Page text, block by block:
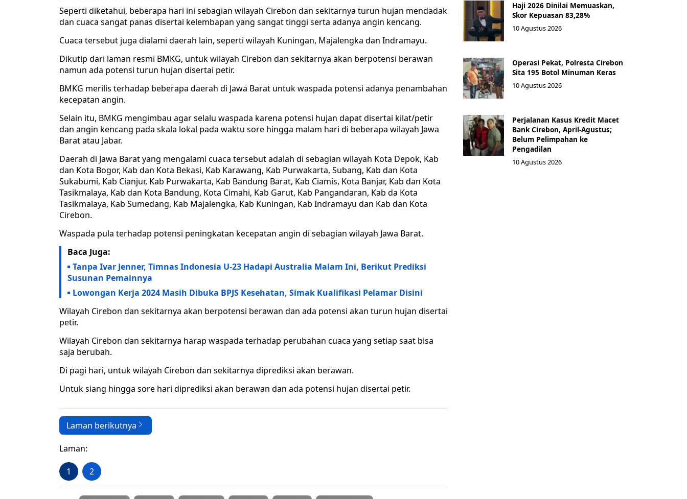
Seperti diketahui, beberapa hari ini sebagian wilayah Cirebon dan sekitarnya turun hujan mendadak
dan cuaca sangat panas disertai kelembapan yang sangat tinggi serta adanya angin kencang.
Cuaca tersebut juga dialami daerah lain, seperti wilayah Kuningan, Majalengka dan Indramayu.
Dikutip dari laman resmi BMKG, untuk wilayah Cirebon dan sekitarnya akan berpotensi berawan
namun ada potensi turun hujan disertai petir.
BMKG merilis terhadap beberapa daerah di Jawa Barat untuk waspada potensi adanya penambahan
kecepatan angin.
Selain itu, BMKG mengimbau agar selalu waspada karena potensi hujan dapat disertai kilat/petir
dan angin kencang pada skala lokal pada waktu sore hingga malam hari di beberapa wilayah Jawa
Barat atau Jabar.
Daerah di Jawa Barat yang mengalami cuaca tersebut adalah di sebagian wilayah Kota Depok, Kab
dan Kota Bogor, Kab dan Kota Bekasi, Kab Karawang, Kab Purwakarta, Subang, Kab dan Kota
Sukabumi, Kab Cianjur, Kab Purwakarta, Kab Bandung Barat, Kab Ciamis, Kota Banjar, Kab dan Kota
Tasikmalaya, Kab dan Kota Bandung, Kota Cimahi, Kab Garut, Kab Pangandaran, Kab da Kota
Tasikmalaya, Kab Sumedang, Kab Majalengka, Kab Kuningan, Kab Indramayu dan Kab dan Kota
Cirebon.
Waspada pula terhadap potensi peningkatan kecepatan angin di sebagian wilayah Jawa Barat.
Baca Juga:
Tanpa Ivar Jenner, Timnas Indonesia U-23 Hadapi Australia Malam Ini, Berikut Prediksi
Susunan Pemainnya
Lowongan Kerja 2024 Masih Dibuka BPJS Kesehatan, Simak Kualifikasi Pelamar Disini
Wilayah Cirebon dan sekitarnya akan berpotensi berawan dan ada potensi akan turun hujan disertai
petir.
Wilayah Cirebon dan sekitarnya harap waspada terhadap perubahan cuaca yang setiap saat bisa
saja berubah.
Di pagi hari, untuk wilayah Cirebon dan sekitarnya diprediksi akan berawan.
Untuk siang hingga sore hari diprediksi akan berawan dan ada potensi hujan disertai petir.
Laman berikutnya
Laman:
1 2
Haji 2026 Dinilai Memuaskan,
Skor Kepuasan 83,28%
10 Agustus 2026
Operasi Pekat, Polresta Cirebon
Sita 195 Botol Minuman Keras
10 Agustus 2026
Perjalanan Kasus Kredit Macet
Bank Cirebon, April-Agustus;
Belum Pelimpahan ke
Pengadilan
10 Agustus 2026